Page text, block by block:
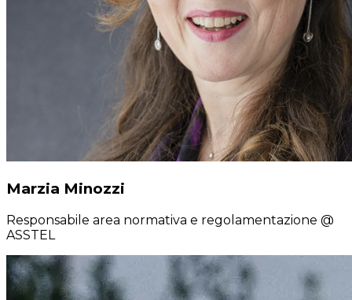
Marzia Minozzi
Responsabile area normativa e regolamentazione @
ASSTEL